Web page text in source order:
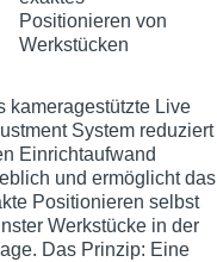
kameragestützte Live
System reduziert
Einrichtaufwand
und ermöglicht das
Positionieren selbst
Werkstücke in der
Das Prinzip: Eine